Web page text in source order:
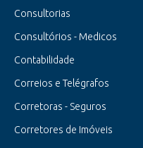
Consultorias
Consultórios - Medicos
Contabilidade
Correios e Telégrafos
Corretoras - Seguros
Corretores de Imóveis